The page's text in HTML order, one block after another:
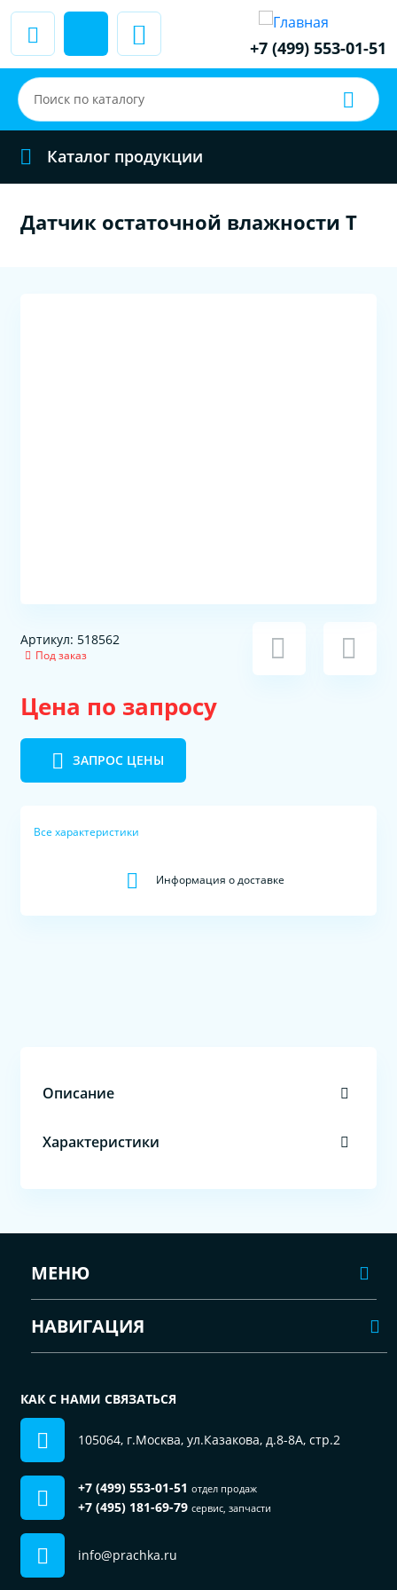
+7 (499) 553-01-51
Каталог продукции
Датчик остаточной влажности Т
Артикул: 518562
Под заказ
Цена по запросу
ЗАПРОС ЦЕНЫ
Все характеристики
Информация о доставке
Описание
Характеристики
МЕНЮ
НАВИГАЦИЯ
КАК С НАМИ СВЯЗАТЬСЯ
105064, г.Москва, ул.Казакова, д.8-8А, стр.2
+7 (499) 553-01-51 отдел продаж
+7 (495) 181-69-79 сервис, запчасти
info@prachka.ru